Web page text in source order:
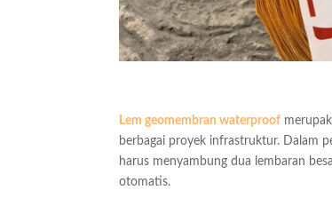
Lem geomembran waterproof
berbagai proyek infrastruktur. Dalam
harus menyambung dua lembaran
otomatis.